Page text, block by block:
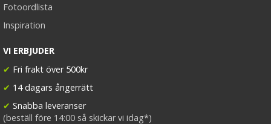
Fotoordlista
Inspiration
VI ERBJUDER
✔ Fri frakt över 500kr
✔ 14 dagars ångerrätt
✔ Snabba leveranser
(beställ före 14:00 så skickar vi idag*)